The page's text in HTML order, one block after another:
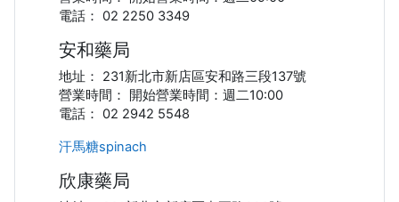
電話： 02 2250 3349
安和藥局
地址： 231新北市新店區安和路三段137號
營業時間： 開始營業時間：週二10:00
電話： 02 2942 5548
汗馬糖spinach
欣康藥局